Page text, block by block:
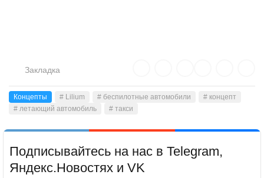
Закладка
Концепты # Lilium # беспилотные автомобили
# концепт
# летающий автомобиль
# такси
Подписывайтесь на нас в Telegram,
Яндекс.Новостях и VK